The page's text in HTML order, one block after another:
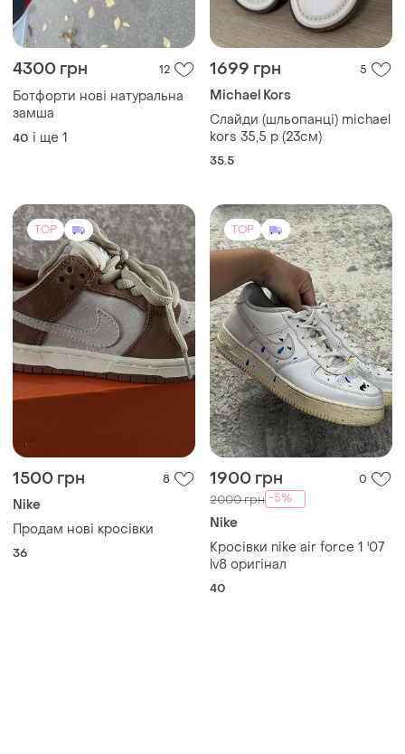
4300 грн 12
Ботфорти нові натуральна
замша
40 і ще 1
1699 грн 5
Michael Kors
Слайди (шльопанці) michael
kors 35,5 р (23см)
35.5
TOP
1500 грн 8
Nike
Продам нові кросівки
36
TOP
1900 грн 0
2000 грн -5%
Nike
Кросівки nike air force 1 '07
lv8 оригінал
40